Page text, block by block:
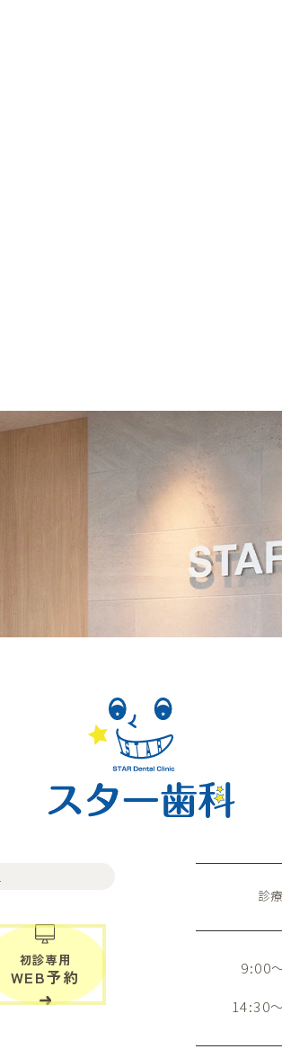
初診専用
WEB予約
診
9:00
14:30